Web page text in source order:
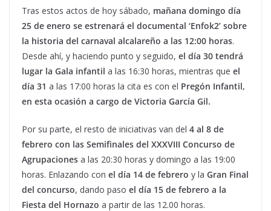
Tras estos actos de hoy sábado, mañana domingo día
25 de enero se estrenará el documental ‘Enfok2’ sobre
la historia del carnaval alcalareño a las 12:00 horas.
Desde ahí, y haciendo punto y seguido, el día 30 tendrá
lugar la Gala infantil a las 16:30 horas, mientras que el
día 31 a las 17:00 horas la cita es con el Pregón Infantil,
en esta ocasión a cargo de Victoria García Gil.
Por su parte, el resto de iniciativas van del 4 al 8 de
febrero con las Semifinales del XXXVIII Concurso de
Agrupaciones a las 20:30 horas y domingo a las 19:00
horas. Enlazando con el día 14 de febrero y la Gran Final
del concurso, dando paso el día 15 de febrero a la
Fiesta del Hornazo a partir de las 12.00 horas.